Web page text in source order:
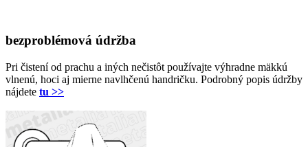
bezproblémová údržba
Pri čistení od prachu a iných nečistôt používajte výhradne mäkkú
vlnenú, hoci aj mierne navlhčenú handričku. Podrobný popis údržby
nájdete tu >>